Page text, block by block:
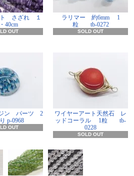
ト さざれ １
40cm
OUT
ラリマー 約6mm 1
粒 tb-0272
SOLD OUT
ジン パーツ 2
p-0968
OUT
ワイヤーアート天然石 レ
ッドコーラル 1粒 tb-
0228
SOLD OUT